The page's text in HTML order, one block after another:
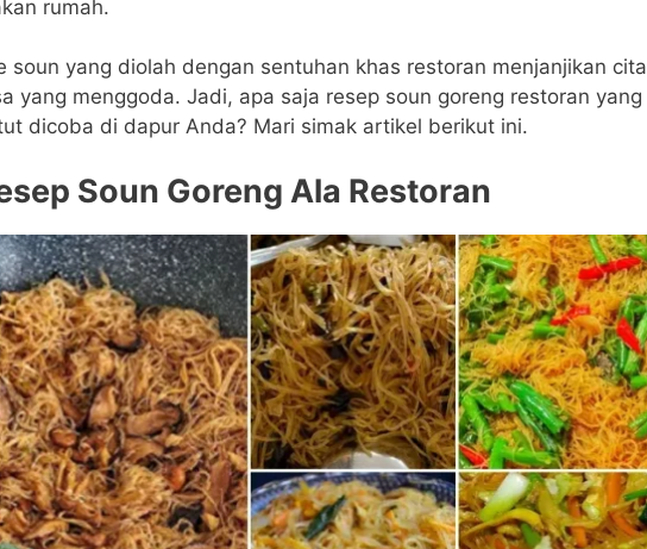
rumah.
soun yang diolah dengan sentuhan khas restoran menjanjikan cita
yang menggoda. Jadi, apa saja resep soun goreng restoran yang
dicoba di dapur Anda? Mari simak artikel berikut ini.
Soun Goreng Ala Restoran